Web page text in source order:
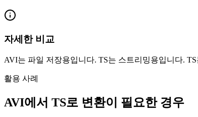
자세한 비교
AVI는 파일 저장용입니다. TS는 스트리밍용입니다.
활용 사례
AVI에서 TS로 변환이 필요한 경우